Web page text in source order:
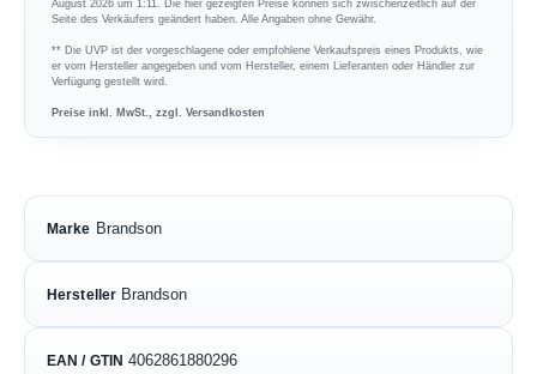
August 2026 um 1:11. Die hier gezeigten Preise können sich zwischenzeitlich auf der
Seite des Verkäufers geändert haben. Alle Angaben ohne Gewähr.
** Die UVP ist der vorgeschlagene oder empfohlene Verkaufspreis eines Produkts, wie
er vom Hersteller angegeben und vom Hersteller, einem Lieferanten oder Händler zur
Verfügung gestellt wird.
Preise inkl. MwSt., zzgl. Versandkosten
Marke Brandson
Hersteller Brandson
EAN / GTIN 4062861880296